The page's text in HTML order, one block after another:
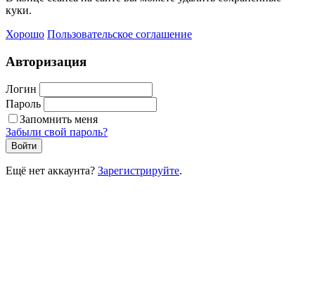
куки.
Хорошо Пользовательское соглашение
Авторизация
Логин
Пароль
Запомнить меня
Забыли свой пароль?
Войти
Ещё нет аккаунта? Зарегистрируйте.